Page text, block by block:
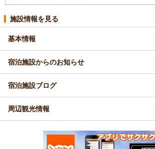
施設情報を見る
基本情報
宿泊施設からのお知らせ
宿泊施設ブログ
周辺観光情報